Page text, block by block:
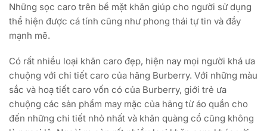
Những sọc caro trên bề mặt khăn giúp cho người sử dụng
thể hiện được cá tính cũng như phong thái tự tin và đầy
mạnh mẽ.
Có rất nhiều loại khăn caro đẹp, hiện nay mọi người khá ưa
chuộng với chi tiết caro của hãng Burberry. Với những màu
sắc và hoạ tiết caro vốn có của Burberry, giới trẻ ưa
chuộng các sản phẩm may mặc của hãng từ áo quần cho
đến những chi tiết nhỏ nhất và khăn quàng cổ cũng không